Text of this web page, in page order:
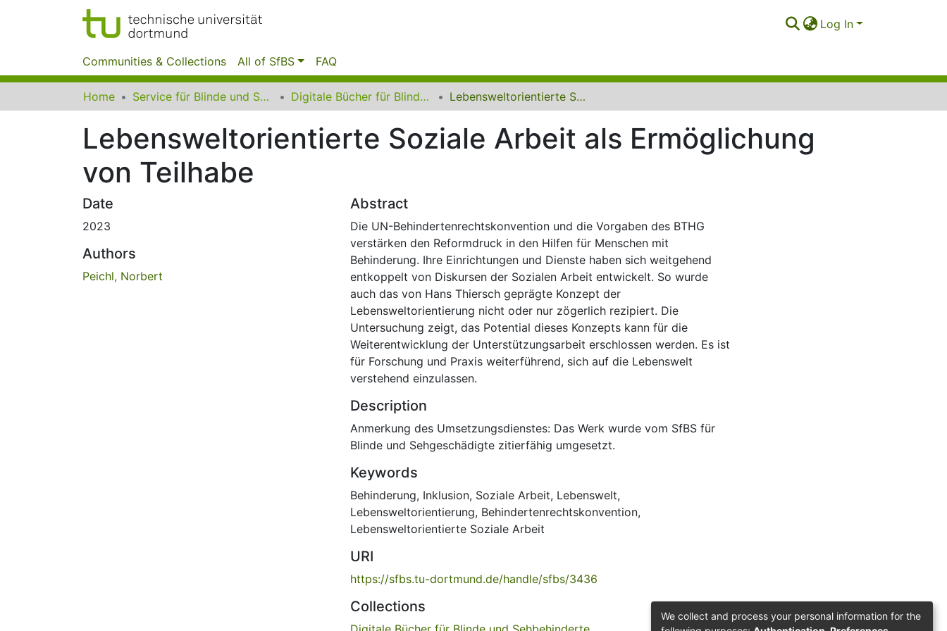
Log In
Communities & Collections All of SfBS FAQ
Home Service für Blinde und Sehbehinderte der UB Dortmund Digitale Bücher für Blinde und Sehbehinderte Lebensweltorientierte Soziale Arbeit als Ermöglichung von Teilhabe
Lebensweltorientierte Soziale Arbeit als Ermöglichung
von Teilhabe
Date
2023
Authors
Peichl, Norbert
Abstract
Die UN-Behindertenrechtskonvention und die Vorgaben des BTHG
verstärken den Reformdruck in den Hilfen für Menschen mit
Behinderung. Ihre Einrichtungen und Dienste haben sich weitgehend
entkoppelt von Diskursen der Sozialen Arbeit entwickelt. So wurde
auch das von Hans Thiersch geprägte Konzept der
Lebensweltorientierung nicht oder nur zögerlich rezipiert. Die
Untersuchung zeigt, das Potential dieses Konzepts kann für die
Weiterentwicklung der Unterstützungsarbeit erschlossen werden. Es ist
für Forschung und Praxis weiterführend, sich auf die Lebenswelt
verstehend einzulassen.
Description
Anmerkung des Umsetzungsdienstes: Das Werk wurde vom SfBS für
Blinde und Sehgeschädigte zitierfähig umgesetzt.
Keywords
Behinderung, Inklusion, Soziale Arbeit, Lebenswelt,
Lebensweltorientierung, Behindertenrechtskonvention,
Lebensweltorientierte Soziale Arbeit
URI
https://sfbs.tu-dortmund.de/handle/sfbs/3436
Collections
We collect and process your personal information for the